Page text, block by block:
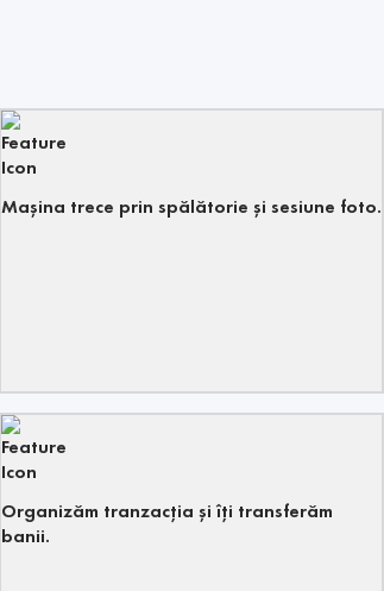
Mașina trece prin spălătorie și sesiune foto.
Organizăm tranzacția și îți transferăm
banii.